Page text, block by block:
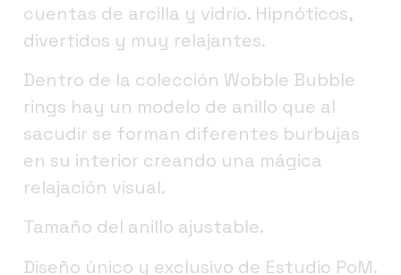
cuentas de arcilla y vidrio. Hipnóticos,
divertidos y muy relajantes.
Dentro de la colección Wobble Bubble
rings hay un modelo de anillo que al
sacudir se forman diferentes burbujas
en su interior creando una mágica
relajación visual.
Tamaño del anillo ajustable.
Diseño único y exclusivo de Estudio PoM.